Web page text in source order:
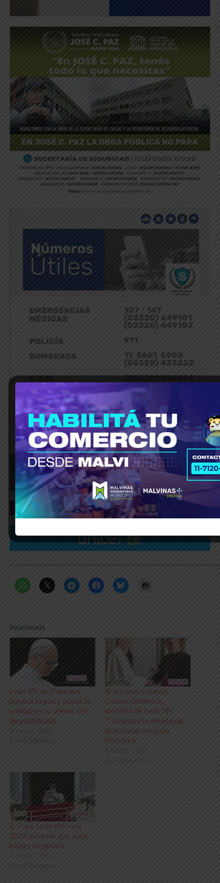
Relacionado
León XIV, un Papa que
predica la paz y busca la
unidad en su primer año
de pontificado
8 mayo, 2026
En «El Mundo»
El arzobispo García
Cuerva celebró la
elección de León XIV:
“Comparte la mirada de
la realidad del papa
Francisco”
8 mayo, 2025
En «El Mundo»
El Papa León XIV inicia
2026 pidiendo paz para
países en guerra
1 enero, 2026
En «El Mundo»